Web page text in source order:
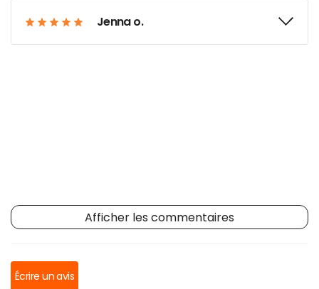
Jenna o.
Afficher les commentaires
Écrire un avis